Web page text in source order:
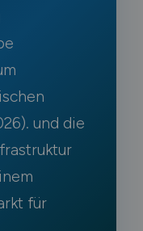
und die
für